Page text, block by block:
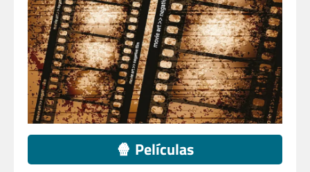
🍿 Películas